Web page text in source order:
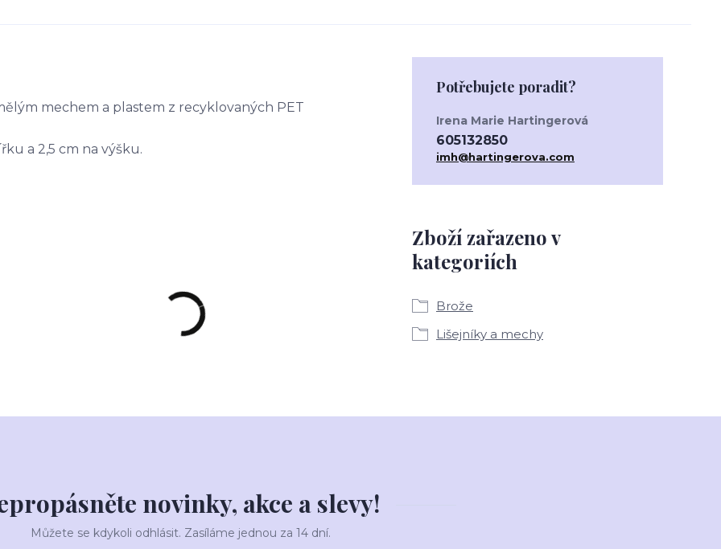
mechem a plastem z recyklovaných PET
a 2,5 cm na výšku.
Zboží zařazeno v
kategoriích
Brože
Lišejníky a mechy
Potřebujete poradit?
Irena Marie Hartingerová
605132850
imh@hartingerova.com
novinky, akce a slevy!
Můžete se kdykoli odhlásit. Zasíláme jednou za 14 dní.